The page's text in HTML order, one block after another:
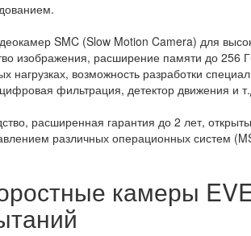
SMC (Slow Motion Camera) для
изображения, расширение памяти до 256
нагрузках, возможность разработки
фильтрация, детектор движения и
расширенная гарантия до 2 лет,
различных операционных систем
камеры